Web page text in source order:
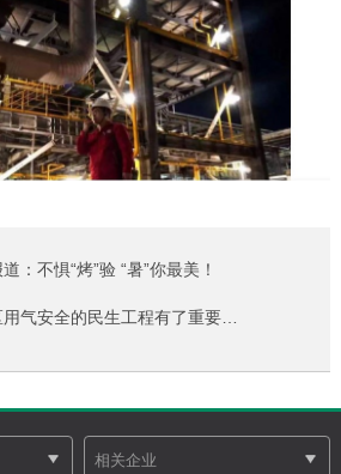
：不惧“烤”验 “暑”你最美！
气安全的民生工程有了重要…